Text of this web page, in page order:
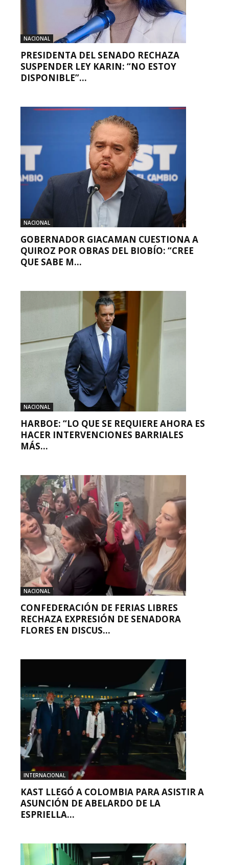
NACIONAL
PRESIDENTA DEL SENADO RECHAZA
SUSPENDER LEY KARIN: “NO ESTOY
DISPONIBLE”...
NACIONAL
GOBERNADOR GIACAMAN CUESTIONA A
QUIROZ POR OBRAS DEL BIOBÍO: “CREE
QUE SABE M...
NACIONAL
HARBOE: “LO QUE SE REQUIERE AHORA ES
HACER INTERVENCIONES BARRIALES
MÁS...
NACIONAL
CONFEDERACIÓN DE FERIAS LIBRES
RECHAZA EXPRESIÓN DE SENADORA
FLORES EN DISCUS...
INTERNACIONAL
KAST LLEGÓ A COLOMBIA PARA ASISTIR A
ASUNCIÓN DE ABELARDO DE LA
ESPRIELLA...